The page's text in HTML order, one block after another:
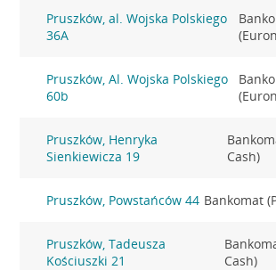
Pruszków, al. Wojska Polskiego
36A
Pruszków, Al. Wojska Polskiego
60b
Pruszków, Henryka
Sienkiewicza 19
Cash)
Pruszków, Powstańców 44 Bankomat
Pruszków, Tadeusza
Kościuszki 21
Cash)